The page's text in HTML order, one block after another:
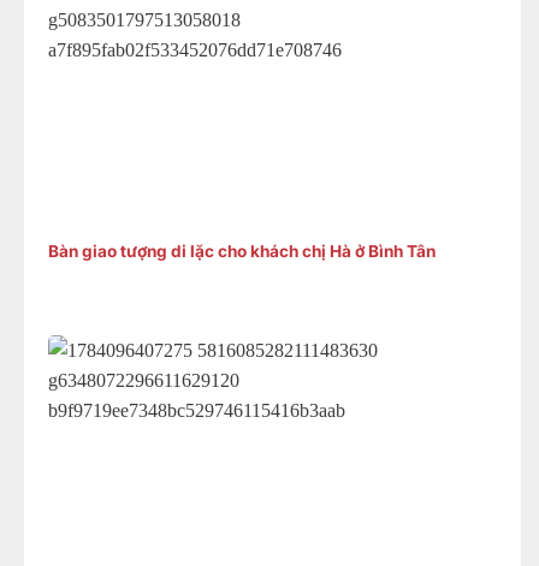
Bàn giao tượng di lặc cho khách chị Hà ở Bình Tân